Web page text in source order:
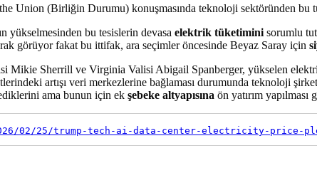
Union (Birliğin Durumu) konuşmasında teknoloji sektöründen bu
yükselmesinden bu tesislerin devasa elektrik tüketimini sorumlu
görüyor fakat bu ittifak, ara seçimler öncesinde Beyaz Saray için
Mikie Sherrill ve Virginia Valisi Abigail Spanberger, yükselen
artışı veri merkezlerine bağlaması durumunda teknoloji
ama bunun için ek şebeke altyapısına ön yatırım
02/25/trump-tech-ai-data-center-electricity-price-